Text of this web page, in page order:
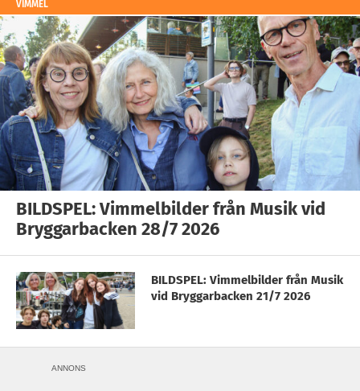
VIMMEL
BILDSPEL: Vimmelbilder från Musik vid
Bryggarbacken 28/7 2026
BILDSPEL: Vimmelbilder från Musik
vid Bryggarbacken 21/7 2026
ANNONS